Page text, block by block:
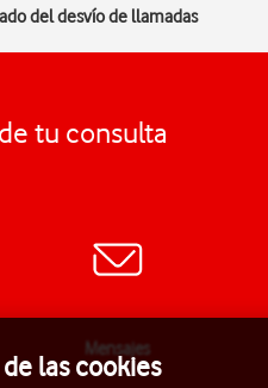
del desvío de llamadas
tu consulta
Mensajes
de las cookies